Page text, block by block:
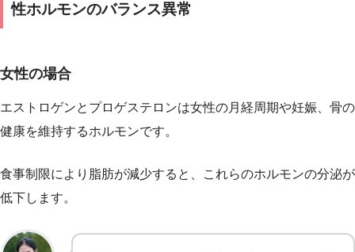
性ホルモンのバランス異常
女性の場合
エストロゲンとプロゲステロンは女性の月経周期や妊娠、骨の
健康を維持するホルモンです。
食事制限により脂肪が減少すると、これらのホルモンの分泌が
低下します。